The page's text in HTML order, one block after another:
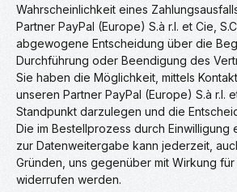
Wahrscheinlichkeit eines
Partner PayPal (Europe) S.à r.l. et Cie,
abgewogene Entscheidung über die
Durchführung oder Beendigung des
Sie haben die Möglichkeit, mittels
unseren Partner PayPal (Europe) S.à r.l.
Standpunkt darzulegen und die
Die im Bestellprozess durch Einwilligung
zur Datenweitergabe kann jederzeit,
Gründen, uns gegenüber mit Wirkung
widerrufen werden.